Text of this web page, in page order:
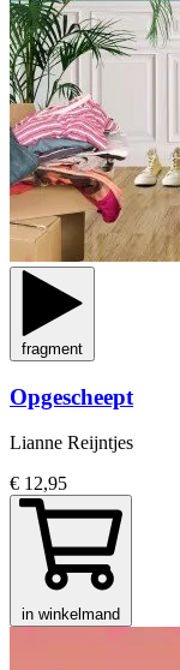
fragment
Opgescheept
Lianne Reijntjes
€ 12,95
in winkelmand